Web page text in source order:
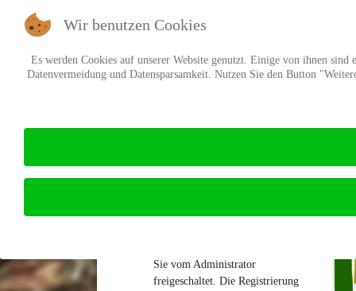
Verband
Anmeldung
Sie vom Administrator
freigeschaltet. Die Registrierung
Wir benutzen Cookies
Es werden Cookies auf unserer Website genutzt. Einige von ihnen
Datenvermeidung und Datensparsamkeit. Nutzen Sie den Button